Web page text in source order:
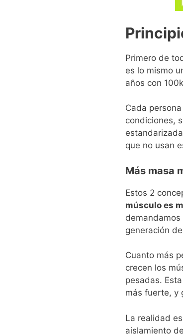
Primero de
es lo mismo
años con
Cada
condiciones,
que no usan
Más masa
Estos 2
músculo es
generación
Cuanto más
crecen los
pesadas.
más fuerte, ​​y
La realidad
aislamiento